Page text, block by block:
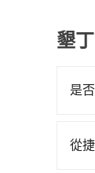
墾
是
天
從